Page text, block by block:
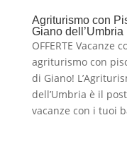
Agriturismo con
Giano dell’Umbria
OFFERTE
agriturismo con
di Giano!
dell’Umbria è il
vacanze con i tuoi